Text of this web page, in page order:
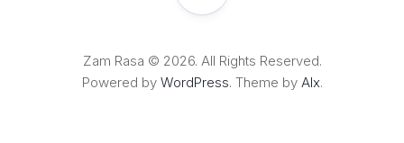
Zam Rasa © 2026. All Rights Reserved.
Powered by WordPress. Theme by Alx.